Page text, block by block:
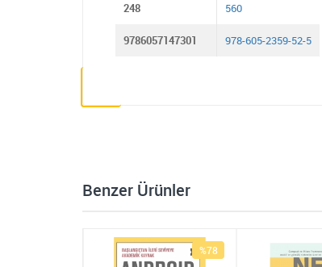
248 560
9786057147301 978-605-2359-52-5
Benzer Ürünler
%78